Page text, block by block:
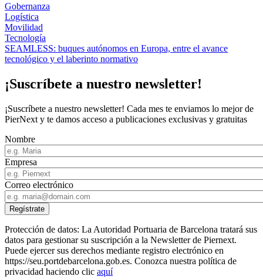
Gobernanza
Logística
Movilidad
Tecnología
SEAMLESS: buques autónomos en Europa, entre el avance
tecnológico y el laberinto normativo
¡Suscríbete a nuestro newsletter!
¡Suscríbete a nuestro newsletter! Cada mes te enviamos lo mejor de
PierNext y te damos acceso a publicaciones exclusivas y gratuitas
Nombre
Empresa
Correo electrónico
Protección de datos: La Autoridad Portuaria de Barcelona tratará sus
datos para gestionar su suscripción a la Newsletter de Piernext.
Puede ejercer sus derechos mediante registro electrónico en
https://seu.portdebarcelona.gob.es. Conozca nuestra política de
privacidad haciendo clic aquí